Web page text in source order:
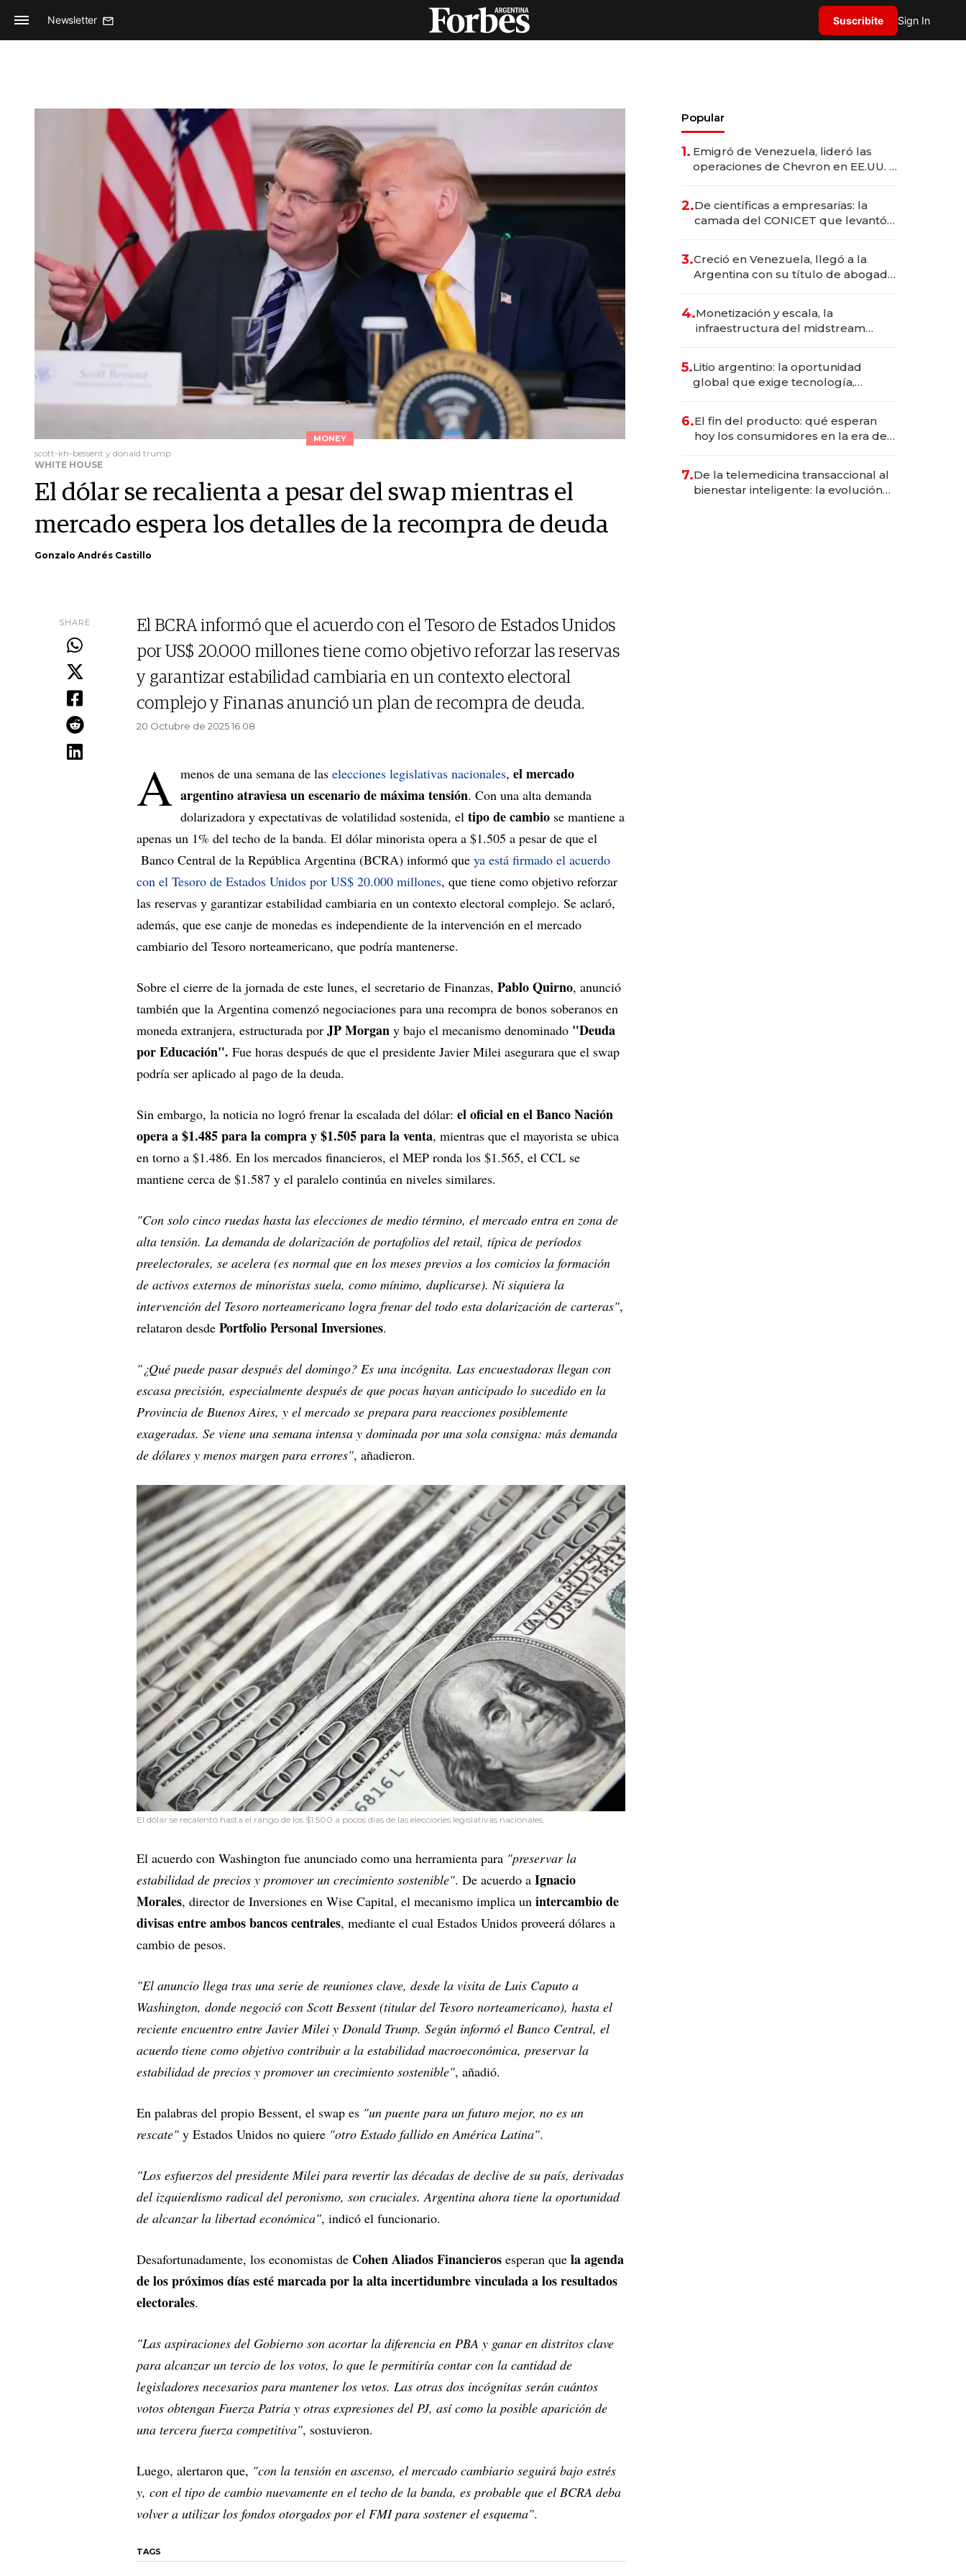
Newsletter Suscribite Sign In
MONEY
scott-kh-bessent y donald trump
WHITE HOUSE
El dólar se recalienta a pesar del swap mientras el
mercado espera los detalles de la recompra de deuda
Gonzalo Andrés Castillo
SHARE
El BCRA informó que el acuerdo con el Tesoro de Estados Unidos
por US$ 20.000 millones tiene como objetivo reforzar las reservas
y garantizar estabilidad cambiaria en un contexto electoral
complejo y Finanas anunció un plan de recompra de deuda.
20 Octubre de 2025 16.08
A menos de una semana de las elecciones legislativas nacionales, el mercado
argentino atraviesa un escenario de máxima tensión. Con una alta demanda
dolarizadora y expectativas de volatilidad sostenida, el tipo de cambio se mantiene a
apenas un 1% del techo de la banda. El dólar minorista opera a $1.505 a pesar de que el
Banco Central de la República Argentina (BCRA) informó que ya está firmado el acuerdo
con el Tesoro de Estados Unidos por US$ 20.000 millones, que tiene como objetivo reforzar
las reservas y garantizar estabilidad cambiaria en un contexto electoral complejo. Se aclaró,
además, que ese canje de monedas es independiente de la intervención en el mercado
cambiario del Tesoro norteamericano, que podría mantenerse.
Sobre el cierre de la jornada de este lunes, el secretario de Finanzas, Pablo Quirno, anunció
también que la Argentina comenzó negociaciones para una recompra de bonos soberanos en
moneda extranjera, estructurada por JP Morgan y bajo el mecanismo denominado "Deuda
por Educación". Fue horas después de que el presidente Javier Milei asegurara que el swap
podría ser aplicado al pago de la deuda.
Sin embargo, la noticia no logró frenar la escalada del dólar: el oficial en el Banco Nación
opera a $1.485 para la compra y $1.505 para la venta, mientras que el mayorista se ubica
en torno a $1.486. En los mercados financieros, el MEP ronda los $1.565, el CCL se
mantiene cerca de $1.587 y el paralelo continúa en niveles similares.
"Con solo cinco ruedas hasta las elecciones de medio término, el mercado entra en zona de
alta tensión. La demanda de dolarización de portafolios del retail, típica de períodos
preelectorales, se acelera (es normal que en los meses previos a los comicios la formación
de activos externos de minoristas suela, como mínimo, duplicarse). Ni siquiera la
intervención del Tesoro norteamericano logra frenar del todo esta dolarización de carteras",
relataron desde Portfolio Personal Inversiones.
"¿Qué puede pasar después del domingo? Es una incógnita. Las encuestadoras llegan con
escasa precisión, especialmente después de que pocas hayan anticipado lo sucedido en la
Provincia de Buenos Aires, y el mercado se prepara para reacciones posiblemente
exageradas. Se viene una semana intensa y dominada por una sola consigna: más demanda
de dólares y menos margen para errores", añadieron.
El dólar se recalentó hasta el rango de los $1.500 a pocos días de las elecciones legislativas nacionales.
El acuerdo con Washington fue anunciado como una herramienta para "preservar la
estabilidad de precios y promover un crecimiento sostenible". De acuerdo a Ignacio
Morales, director de Inversiones en Wise Capital, el mecanismo implica un intercambio de
divisas entre ambos bancos centrales, mediante el cual Estados Unidos proveerá dólares a
cambio de pesos.
"El anuncio llega tras una serie de reuniones clave, desde la visita de Luis Caputo a
Washington, donde negoció con Scott Bessent (titular del Tesoro norteamericano), hasta el
reciente encuentro entre Javier Milei y Donald Trump. Según informó el Banco Central, el
acuerdo tiene como objetivo contribuir a la estabilidad macroeconómica, preservar la
estabilidad de precios y promover un crecimiento sostenible", añadió.
En palabras del propio Bessent, el swap es "un puente para un futuro mejor, no es un
rescate" y Estados Unidos no quiere "otro Estado fallido en América Latina".
"Los esfuerzos del presidente Milei para revertir las décadas de declive de su país, derivadas
del izquierdismo radical del peronismo, son cruciales. Argentina ahora tiene la oportunidad
de alcanzar la libertad económica", indicó el funcionario.
Desafortunadamente, los economistas de Cohen Aliados Financieros esperan que la agenda
de los próximos días esté marcada por la alta incertidumbre vinculada a los resultados
electorales.
"Las aspiraciones del Gobierno son acortar la diferencia en PBA y ganar en distritos clave
para alcanzar un tercio de los votos, lo que le permitiría contar con la cantidad de
legisladores necesarios para mantener los vetos. Las otras dos incógnitas serán cuántos
votos obtengan Fuerza Patria y otras expresiones del PJ, así como la posible aparición de
una tercera fuerza competitiva", sostuvieron.
Luego, alertaron que, "con la tensión en ascenso, el mercado cambiario seguirá bajo estrés
y, con el tipo de cambio nuevamente en el techo de la banda, es probable que el BCRA deba
volver a utilizar los fondos otorgados por el FMI para sostener el esquema".
TAGS
Popular
1. Emigró de Venezuela, lideró las
operaciones de Chevron en EE.UU. y
2.De científicas a empresarias: la
camada del CONICET que levantó
3.Creció en Venezuela, llegó a la
Argentina con su título de abogado
marcas "fast premium"
4.Monetización y escala, la
infraestructura del midstream
5.Litio argentino: la oportunidad
global que exige tecnología,
6.El fin del producto: qué esperan
hoy los consumidores en la era de
7.De la telemedicina transaccional al
bienestar inteligente: la evolución